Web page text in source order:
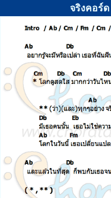
จริงคอร์ด